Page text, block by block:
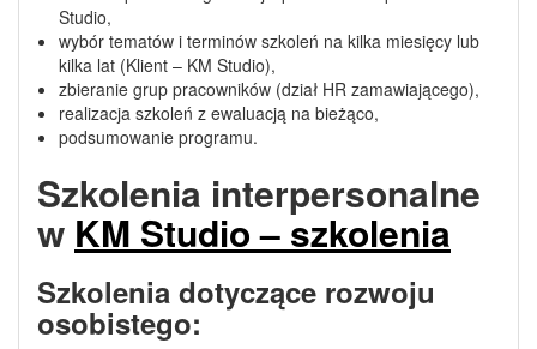
Studio,
wybór tematów i terminów szkoleń na kilka miesięcy lub
kilka lat (Klient – KM Studio),
zbieranie grup pracowników (dział HR zamawiającego),
realizacja szkoleń z ewaluacją na bieżąco,
podsumowanie programu.
Szkolenia interpersonalne
w KM Studio – szkolenia
Szkolenia dotyczące rozwoju
osobistego: